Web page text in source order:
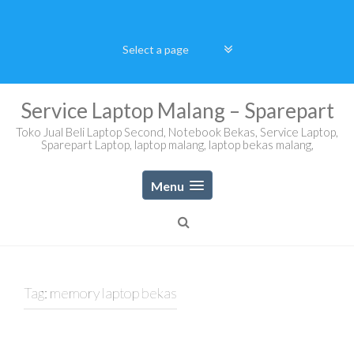
Service Laptop Malang – Sparepart
Toko Jual Beli Laptop Second, Notebook Bekas, Service Laptop,
Sparepart Laptop, laptop malang, laptop bekas malang,
Menu
Tag: memory laptop bekas